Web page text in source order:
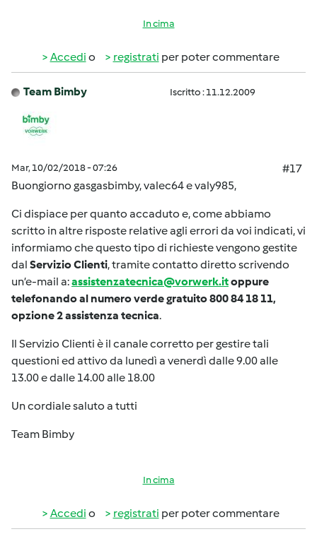
In cima
Accedi o registrati per poter commentare
Team Bimby Iscritto : 11.12.2009
Mar, 10/02/2018 - 07:26
#17
Buongiorno gasgasbimby, valec64 e valy985,
Ci dispiace per quanto accaduto e, come abbiamo
scritto in altre risposte relative agli errori da voi indicati, vi
informiamo che questo tipo di richieste vengono gestite
dal Servizio Clienti, tramite contatto diretto scrivendo
un’e-mail a:assistenzatecnica@vorwerk.itoppure
telefonando al numero verde gratuito 800 84 18 11,
opzione 2 assistenza tecnica.
Il Servizio Clienti è il canale corretto per gestire tali
questioni ed attivo da lunedì a venerdì dalle 9.00 alle
13.00 e dalle 14.00 alle 18.00
Un cordiale saluto a tutti
Team Bimby
In cima
Accedi o registrati per poter commentare